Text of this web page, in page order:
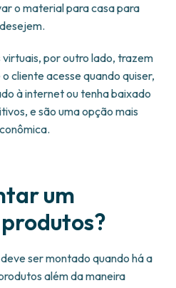
o material para casa para
por outro lado, trazem
cliente acesse quando quiser,
à internet ou tenha baixado
e são uma opção mais
um
ser montado quando há a
além da maneira